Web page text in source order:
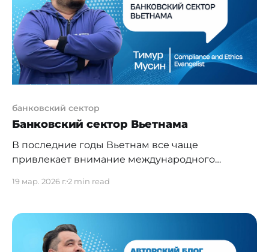
банковский сектор
Банковский сектор Вьетнама
В последние годы Вьетнам все чаще
привлекает внимание международного
перспективных развивающихся банковских
банковской системы страны отражает
сочетание устойчивого экономического роста,
промышленной экспансии и постепенной
19 мар. 2026 г.2 min read